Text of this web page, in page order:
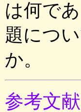
は何で
題につ
か。
参考文献